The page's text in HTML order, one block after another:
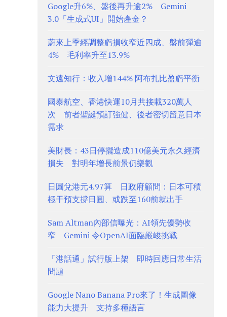
Google升6%、盤後再升逾2% Gemini
3.0「生成式UI」開始產金？
蔚來上季經調整虧損收窄近四成、盤前彈逾
4% 毛利率升至13.9%
文遠知行：收入增144% 阿布扎比盈虧平衡
國泰航空、香港快運10月共接載320萬人
次 前者聖誕預訂強健、後者密切留意日本
需求
美財長：43日停擺造成110億美元永久經濟
損失 對明年增長前景仍樂觀
日圓兌港元4.97算 日政府顧問：日本可積
極干預支撐日圓、或跌至160前就出手
Sam Altman內部信曝光：AI領先優勢收
窄 Gemini 令OpenAI面臨嚴峻挑戰
「港話通」試行版上架 即時回應日常生活
問題
Google Nano Banana Pro來了！生成圖像
能力大提升 支持多種語言